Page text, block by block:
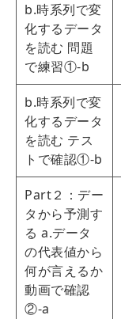
b.時系列で変
化するデータ
を読む 問題
で練習①‐b
b.時系列で変
化するデータ
を読む テス
トで確認①‐b
Part２：デー
タから予測す
る a.データ
の代表値から
何が言えるか
動画で確認
②‐a